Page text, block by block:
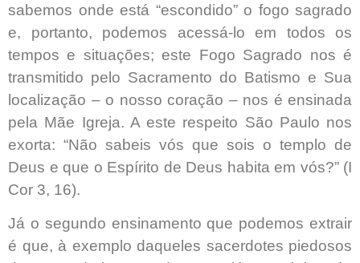
sabemos onde está “escondido” o fogo sagrado
e, portanto, podemos acessá-lo em todos os
tempos e situações; este Fogo Sagrado nos é
transmitido pelo Sacramento do Batismo e Sua
localização – o nosso coração – nos é ensinada
pela Mãe Igreja. A este respeito São Paulo nos
exorta: “Não sabeis vós que sois o templo de
Deus e que o Espírito de Deus habita em vós?” (I
Cor 3, 16).
Já o segundo ensinamento que podemos extrair
é que, à exemplo daqueles sacerdotes piedosos